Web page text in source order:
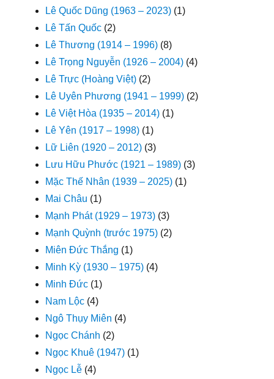
Lê Quốc Dũng (1963 – 2023) (1)
Lê Tấn Quốc (2)
Lê Thương (1914 – 1996) (8)
Lê Trọng Nguyễn (1926 – 2004) (4)
Lê Trực (Hoàng Việt) (2)
Lê Uyên Phương (1941 – 1999) (2)
Lê Việt Hòa (1935 – 2014) (1)
Lê Yên (1917 – 1998) (1)
Lữ Liên (1920 – 2012) (3)
Lưu Hữu Phước (1921 – 1989) (3)
Mặc Thế Nhân (1939 – 2025) (1)
Mai Châu (1)
Mạnh Phát (1929 – 1973) (3)
Mạnh Quỳnh (trước 1975) (2)
Miên Đức Thắng (1)
Minh Kỳ (1930 – 1975) (4)
Minh Đức (1)
Nam Lộc (4)
Ngô Thụy Miên (4)
Ngọc Chánh (2)
Ngọc Khuê (1947) (1)
Ngọc Lễ (4)